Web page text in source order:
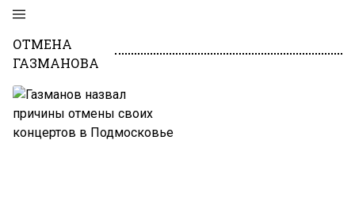
ОТМЕНА
ГАЗМАНОВА